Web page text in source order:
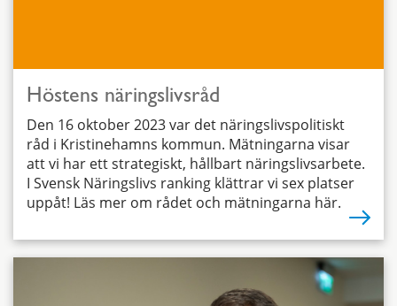
Höstens näringslivsråd
Den 16 oktober 2023 var det näringslivspolitiskt
råd i Kristinehamns kommun. Mätningarna visar
att vi har ett strategiskt, hållbart näringslivsarbete.
I Svensk Näringslivs ranking klättrar vi sex platser
uppåt! Läs mer om rådet och mätningarna här.